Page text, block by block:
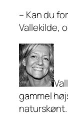
– Kan du
Vallekilde,
gammel